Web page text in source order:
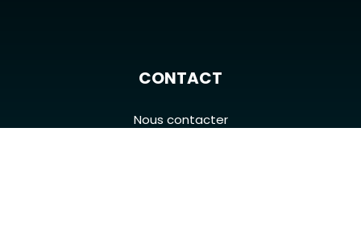
CONTACT
Nous contacter